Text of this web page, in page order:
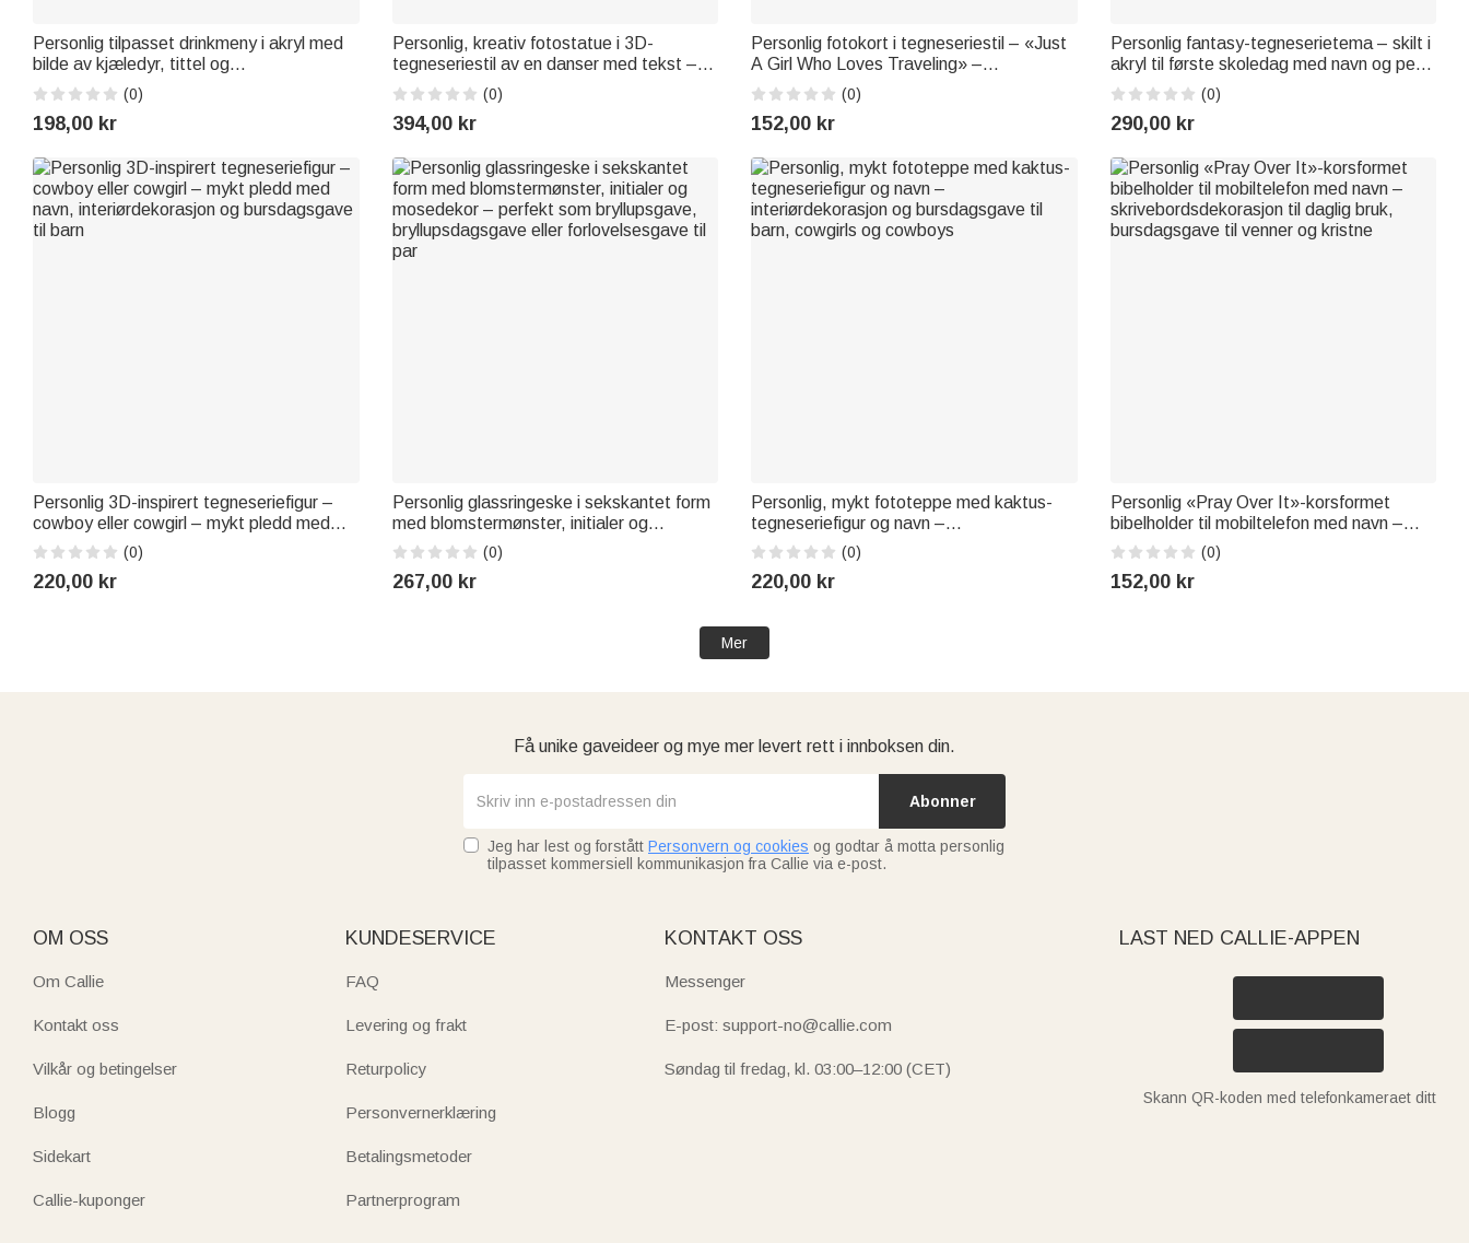
Personlig tilpasset drinkmeny i akryl med
bilde av kjæledyr, tittel og
cocktailoppskrifter – borddekorasjon og
bryllupsfestgave til par og nygifte
(0)
198,00 kr
Personlig, kreativ fotostatue i 3D-
tegneseriestil av en danser med tekst –
pyntegjenstand til skrivebordet,
bursdagsgave til dansere og samlere
(0)
394,00 kr
Personlig fotokort i tegneseriestil – «Just
A Girl Who Loves Traveling» –
bagasjelapp med navn, reisetilbehør, ferie-
og bursdagsgave til reiseentusiaster
(0)
152,00 kr
Personlig fantasy-tegneserietema – skilt i
akryl til første skoledag med navn og penn
– skoleutstyr – tilbake-til-skolen-gave til
elever
(0)
290,00 kr
Personlig 3D-inspirert tegneseriefigur –
cowboy eller cowgirl – mykt pledd med
navn, interiørdekorasjon og bursdagsgave
til barn
(0)
220,00 kr
Personlig glassringeske i sekskantet form
med blomstermønster, initialer og
mosedekor – perfekt som bryllupsgave,
bryllupsdagsgave eller forlovelsesgave til
par
(0)
267,00 kr
Personlig, mykt fototeppe med kaktus-
tegneseriefigur og navn –
interiørdekorasjon og bursdagsgave til
barn, cowgirls og cowboys
(0)
220,00 kr
Personlig «Pray Over It»-korsformet
bibelholder til mobiltelefon med navn –
skrivebordsdekorasjon til daglig bruk,
bursdagsgave til venner og kristne
(0)
152,00 kr
Mer
Få unike gaveideer og mye mer levert rett i innboksen din.
Abonner
Jeg har lest og forstått Personvern og cookies og godtar å motta personlig
tilpasset kommersiell kommunikasjon fra Callie via e-post.
OM OSS
Om Callie
Kontakt oss
Vilkår og betingelser
Blogg
Sidekart
Callie-kuponger
KUNDESERVICE
FAQ
Levering og frakt
Returpolicy
Personvernerklæring
Betalingsmetoder
Partnerprogram
KONTAKT OSS
Messenger
E-post: support-no@callie.com
Søndag til fredag, kl. 03:00–12:00 (CET)
LAST NED CALLIE-APPEN
Skann QR-koden med telefonkameraet ditt